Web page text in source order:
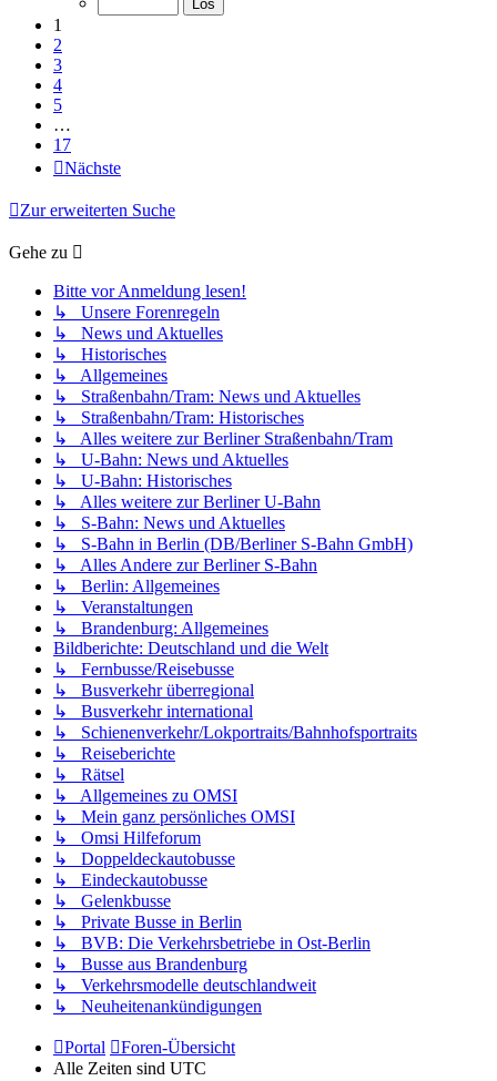
1
2
3
4
5
…
17
Nächste
Zur erweiterten Suche
Gehe zu
Bitte vor Anmeldung lesen!
↳ Unsere Forenregeln
↳ News und Aktuelles
↳ Historisches
↳ Allgemeines
↳ Straßenbahn/Tram: News und Aktuelles
↳ Straßenbahn/Tram: Historisches
↳ Alles weitere zur Berliner Straßenbahn/Tram
↳ U-Bahn: News und Aktuelles
↳ U-Bahn: Historisches
↳ Alles weitere zur Berliner U-Bahn
↳ S-Bahn: News und Aktuelles
↳ S-Bahn in Berlin (DB/Berliner S-Bahn GmbH)
↳ Alles Andere zur Berliner S-Bahn
↳ Berlin: Allgemeines
↳ Veranstaltungen
↳ Brandenburg: Allgemeines
Bildberichte: Deutschland und die Welt
↳ Fernbusse/Reisebusse
↳ Busverkehr überregional
↳ Busverkehr international
↳ Schienenverkehr/Lokportraits/Bahnhofsportraits
↳ Reiseberichte
↳ Rätsel
↳ Allgemeines zu OMSI
↳ Mein ganz persönliches OMSI
↳ Omsi Hilfeforum
↳ Doppeldeckautobusse
↳ Eindeckautobusse
↳ Gelenkbusse
↳ Private Busse in Berlin
↳ BVB: Die Verkehrsbetriebe in Ost-Berlin
↳ Busse aus Brandenburg
↳ Verkehrsmodelle deutschlandweit
↳ Neuheitenankündigungen
Portal
Foren-Übersicht
Alle Zeiten sind UTC